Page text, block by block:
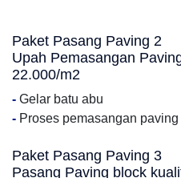
Paket Pasang Paving 2
Upah Pemasangan
22.000/m2
- Gelar batu abu
- Proses pemasangan
Paket Pasang Paving 3
Pasang Paving block